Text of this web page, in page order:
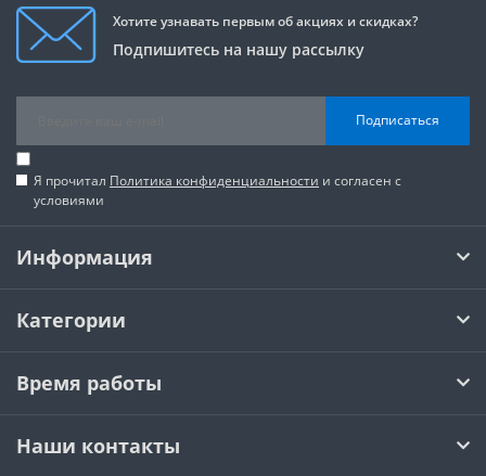
Хотите узнавать первым об акциях и скидках?
Подпишитесь на нашу рассылку
Подписаться
Я прочитал Политика конфиденциальности и согласен с
условиями
Информация
Категории
Время работы
Наши контакты